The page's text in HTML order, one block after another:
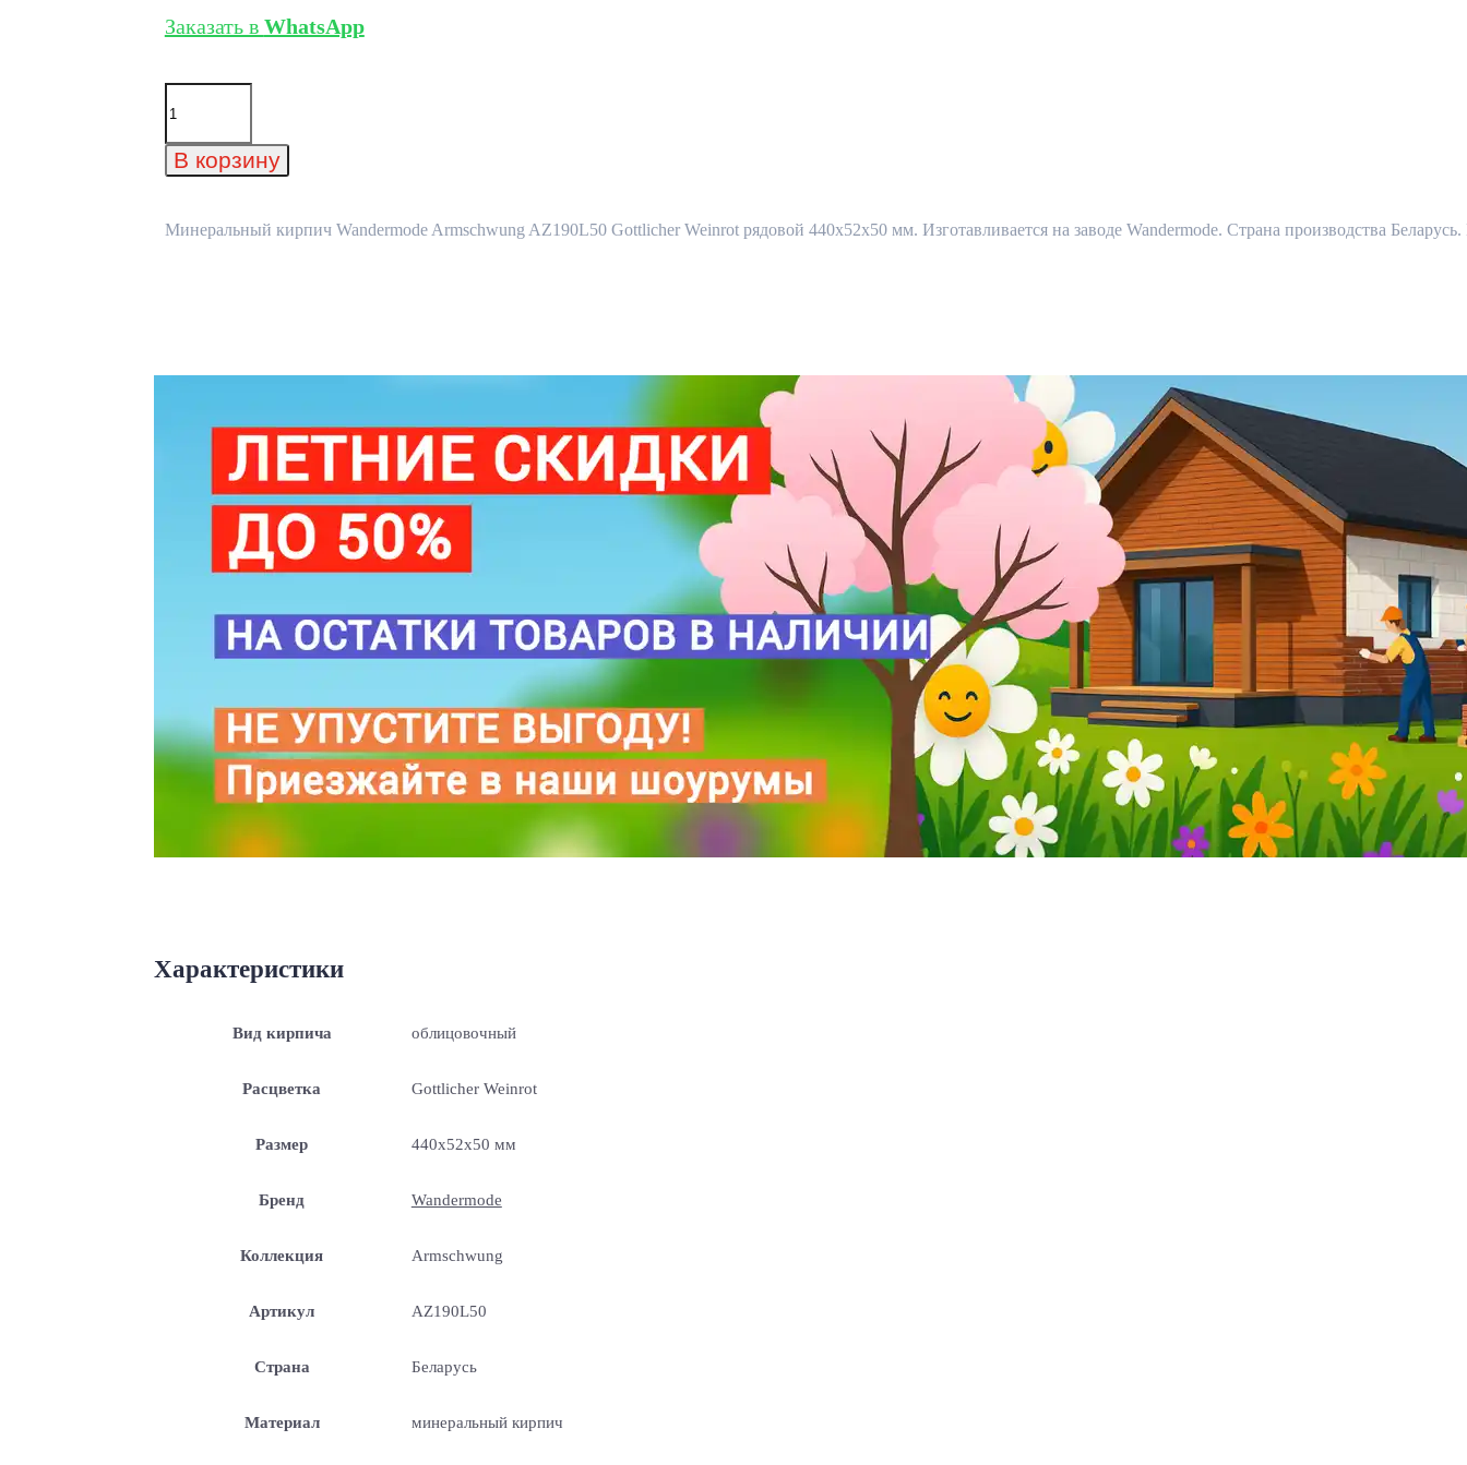
Заказать в WhatsApp
Количество
товара
кирпич
Wandermode
Gottlicher
В корзину
Минеральный кирпич Wandermode Armschwung AZ190L50 Gottlicher Weinrot рядовой 440x52x50 мм. Изготавливается на заводе Wandermode. Страна производства Беларусь.
Характеристики
Вид кирпича облицовочный
Расцветка Gottlicher Weinrot
Размер 440x52x50 мм
Бренд Wandermode
Коллекция Armschwung
Артикул AZ190L50
Страна Беларусь
Материал минеральный кирпич